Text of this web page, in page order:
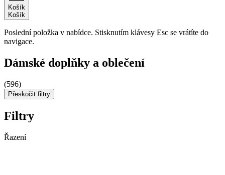
Košík
Košík
Poslední položka v nabídce. Stisknutím klávesy Esc se vrátíte do
navigace.
Dámské doplňky a oblečení
(596)
Přeskočit filtry
Filtry
Řazení